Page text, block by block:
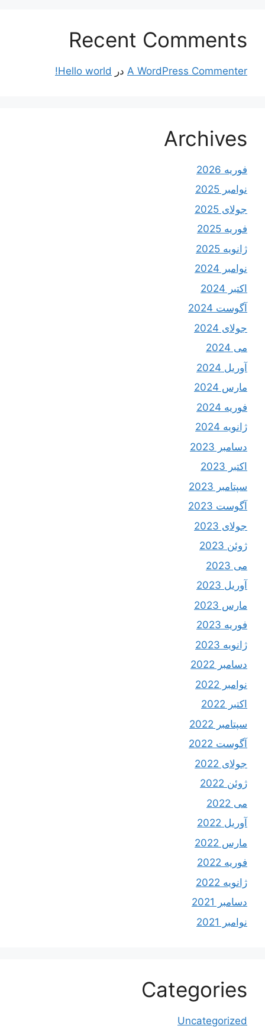
Recent Comments
A WordPress Commenter در Hello world!
Archives
فوریه 2026
نوامبر 2025
جولای 2025
فوریه 2025
ژانویه 2025
نوامبر 2024
اکتبر 2024
آگوست 2024
جولای 2024
می 2024
آوریل 2024
مارس 2024
فوریه 2024
ژانویه 2024
دسامبر 2023
اکتبر 2023
سپتامبر 2023
آگوست 2023
جولای 2023
ژوئن 2023
می 2023
آوریل 2023
مارس 2023
فوریه 2023
ژانویه 2023
دسامبر 2022
نوامبر 2022
اکتبر 2022
سپتامبر 2022
آگوست 2022
جولای 2022
ژوئن 2022
می 2022
آوریل 2022
مارس 2022
فوریه 2022
ژانویه 2022
دسامبر 2021
نوامبر 2021
Categories
Uncategorized